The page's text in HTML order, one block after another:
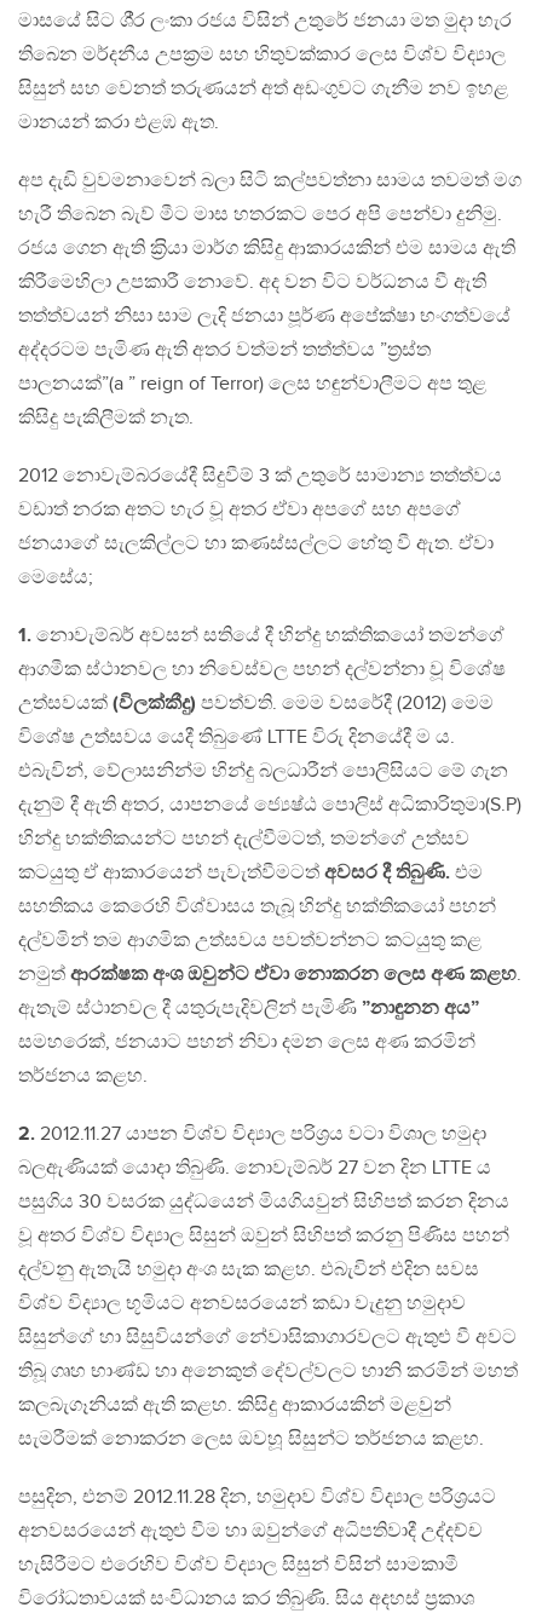
මාසයේ සිට ශී‍්‍ර ලංකා රජය විසින් උතුරේ ජනයා මත මුදා හැර
තිබෙන මර්දනීය උපක‍්‍රම සහ හිතුවක්කාර ලෙස විශ්ව විද්‍යාල
සිසුන් සහ වෙනත් තරුණයන් අත් අඩංගුවට ගැනීම නව ඉහළ
මානයන් කරා එළඹ ඇත.
අප දැඩි වුවමනාවෙන් බලා සිටි කල්පවත්නා සාමය තවමත් මග
හැරී තිබෙන බැව් මීට මාස හතරකට පෙර අපි පෙන්වා දුනිමු.
රජය ගෙන ඇති ක‍්‍රියා මාර්ග කිසිදු ආකාරයකින් එම සාමය ඇති
කිරීමෙහිලා උපකාරී නොවේ. අද වන විට වර්ධනය වී ඇති
තත්ත්වයන් නිසා සාම ලැදි ජනයා පූර්ණ අපේක්ෂා භංගත්වයේ
අද්දරටම පැමිණ ඇති අතර වත්මන් තත්ත්වය ”ත‍්‍රස්ත
පාලනයක්”(a ” reign of Terror) ලෙස හඳුන්වාලීමට අප තුළ
කිසිදු පැකිලීමක් නැත.
2012 නොවැම්බරයේදී සිදුවීම් 3 ක් උතුරේ සාමාන්‍ය තත්ත්වය
වඩාත් නරක අතට හැර වූ අතර ඒවා අපගේ සහ අපගේ
ජනයාගේ සැලකිල්ලට හා කණස්සල්ලට හේතු වී ඇත. ඒවා
මෙසේය;
1. නොවැම්බර් අවසන් සතියේ දී හින්දු භක්තිකයෝ තමන්ගේ
ආගමීක ස්ථානවල හා නිවෙස්වල පහන් දල්වන්නා වූ විශේෂ
උත්සවයක් (විලක්කීදු) පවත්වති. මෙම වසරේදී (2012) මෙම
විශේෂ උත්සවය යෙදී තිබුණේ LTTE විරු දිනයේදී ම ය.
එබැවින්, වේලාසනින්ම හින්දු බලධාරීන් පොලිසියට මේ ගැන
දැනුම් දී ඇති අතර, යාපනයේ ජ්‍යෙෂ්ඨ පොලිස් අධිකාරිතුමා(S.P)
හින්දු භක්තිකයන්ට පහන් දැල්වීමටත්, තමන්ගේ උත්සව
කටයුතු ඒ ආකාරයෙන් පැවැත්වීමටත් අවසර දී තිබුණි. එම
සහතිකය කෙරෙහි විශ්වාසය තැබූ හින්දු භක්තිකයෝ පහන්
දල්වමින් තම ආගමික උත්සවය පවත්වන්නට කටයුතු කළ
නමුත් ආරක්ෂක අංශ ඔවුන්ට ඒවා නොකරන ලෙස අණ කළහ.
ඇතැම් ස්ථානවල දී යතුරුපැදිවලින් පැමිණි ”නාඳුනන අය”
සමහරෙක්, ජනයාට පහන් නිවා දමන ලෙස අණ කරමින්
තර්ජනය කළහ.
2. 2012.11.27 යාපන විශ්ව විද්‍යාල පරිශ‍්‍රය වටා විශාල හමුදා
බලඇණියක් යොදා තිබුණි. නොවැම්බර් 27 වන දින LTTE ය
පසුගිය 30 වසරක යුද්ධයෙන් මියගියවුන් සිහිපත් කරන දිනය
වූ අතර විශ්ව විද්‍යාල සිසුන් ඔවුන් සිහිපත් කරනු පිණිස පහන්
දල්වනු ඇතැයි හමුදා අංශ සැක කළහ. එබැවින් එදින සවස
විශ්ව විද්‍යාල භූමියට අනවසරයෙන් කඩා වැදුනු හමුදාව
සිසුන්ගේ හා සිසුවියන්ගේ නේවාසිකාගාරවලට ඇතුළු වී අවට
තිබූ ගෘහ භාණ්ඩ හා අනෙකුත් දේවල්වලට හානි කරමින් මහත්
කලබැගෑනියක් ඇති කළහ. කිසිදු ආකාරයකින් මළවුන්
සැමරීමක් නොකරන ලෙස ඔවහූ සිසුන්ට තර්ජනය කළහ.
පසුදින, එනම් 2012.11.28 දින, හමුදාව විශ්ව විද්‍යාල පරිශ‍්‍රයට
අනවසරයෙන් ඇතුළු වීම හා ඔවුන්ගේ අධිපතිවාදී උද්දච්ච
හැසිරීමට එරෙහිව විශ්ව විද්‍යාල සිසුන් විසින් සාමකාමී
විරෝධතාවයක් සංවිධානය කර තිබුණි. සිය අදහස් ප‍්‍රකාශ